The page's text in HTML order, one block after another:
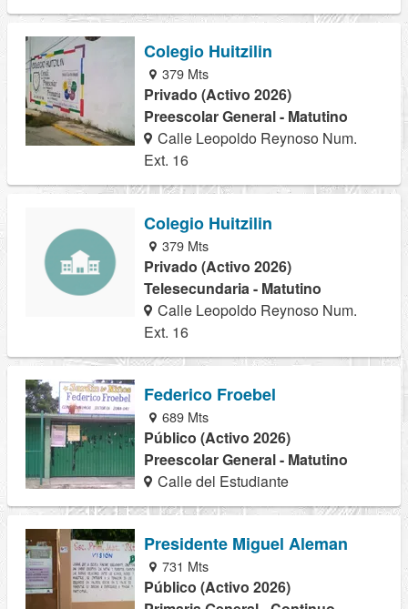
Colegio Huitzilin
379 Mts
Privado (Activo 2026)
Preescolar General - Matutino
Calle Leopoldo Reynoso Num.
Ext. 16
Colegio Huitzilin
379 Mts
Privado (Activo 2026)
Telesecundaria - Matutino
Calle Leopoldo Reynoso Num.
Ext. 16
Federico Froebel
689 Mts
Público (Activo 2026)
Preescolar General - Matutino
Calle del Estudiante
Presidente Miguel Aleman
731 Mts
Público (Activo 2026)